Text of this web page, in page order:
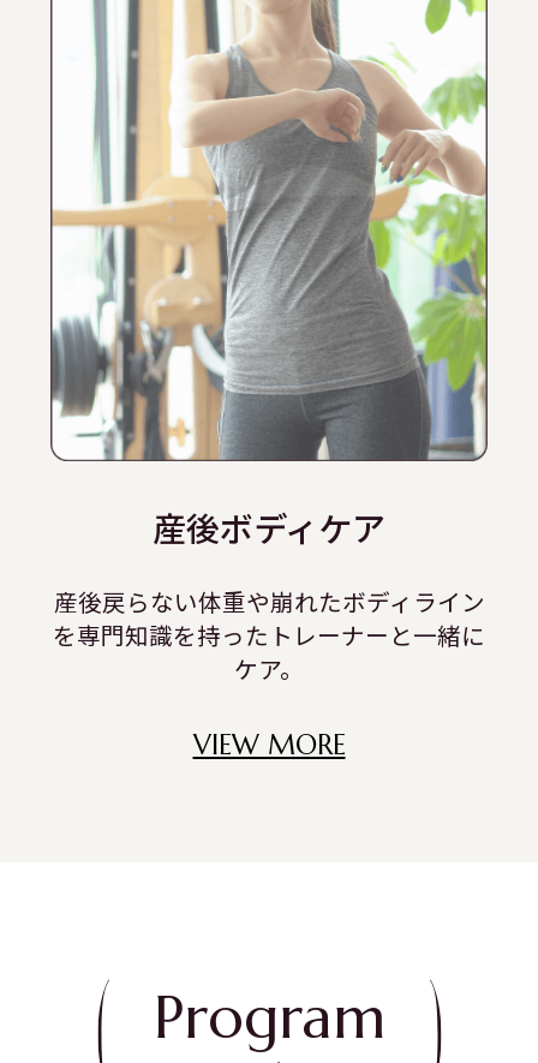
産後ボディケア
産後戻らない体重や崩れたボディライン
を専門知識を持ったトレーナーと一緒に
ケア。
VIEW MORE
Program